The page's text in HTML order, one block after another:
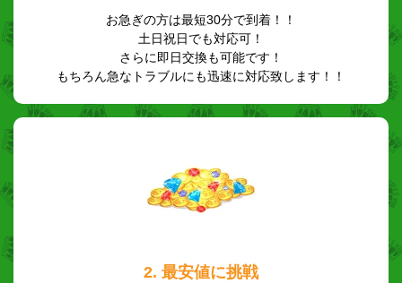
お急ぎの方は最短30分で到着！！
土日祝日でも対応可！
さらに即日交換も可能です！
もちろん急なトラブルにも迅速に対応致します！！
2. 最安値に挑戦